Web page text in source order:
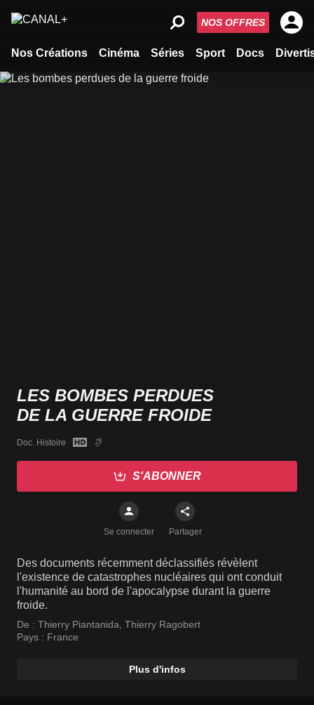
Nos Créations Cinéma Séries Sport Docs
NOS OFFRES
LES BOMBES PERDUES
DE LA GUERRE FROIDE
Doc. Histoire
S'ABONNER
Se connecter Partager
Des documents récemment déclassifiés révèlent
l'existence de catastrophes nucléaires qui ont conduit
l'humanité au bord de l'apocalypse durant la guerre
froide.
De : Thierry Piantanida, Thierry Ragobert
Pays : France
Plus d'infos